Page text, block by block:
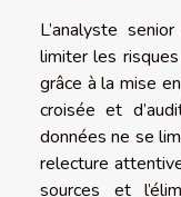
L’analyste
limiter les risques
grâce à la mise
croisée et
données ne se
relecture
sources et